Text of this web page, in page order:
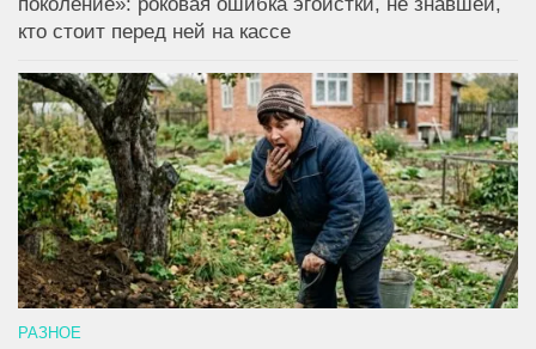
кто стоит перед ней на кассе
РАЗНОЕ